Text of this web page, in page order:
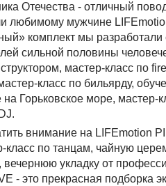
Отечества - отличный
любимому мужчине
комплект мы разработали
сильной половины
мастер-класс по
класс по бильярду,
Горьковское море, мастер-
внимание на LIFEmotion
класс по танцам, чайную
укладку от
- это прекрасная подборка